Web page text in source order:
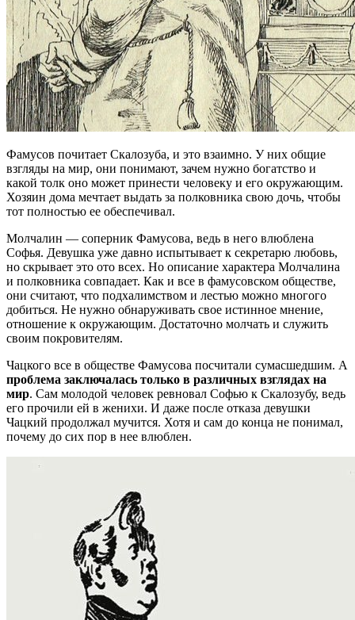
Фамусов почитает Скалозуба, и это взаимно. У них общие
взгляды на мир, они понимают, зачем нужно богатство и
какой толк оно может принести человеку и его окружающим.
Хозяин дома мечтает выдать за полковника свою дочь, чтобы
тот полностью ее обеспечивал.
Молчалин — соперник Фамусова, ведь в него влюблена
Софья. Девушка уже давно испытывает к секретарю любовь,
но скрывает это ото всех. Но описание характера Молчалина
и полковника совпадает. Как и все в фамусовском обществе,
они считают, что подхалимством и лестью можно многого
добиться. Не нужно обнаруживать свое истинное мнение,
отношение к окружающим. Достаточно молчать и служить
своим покровителям.
Чацкого все в обществе Фамусова посчитали сумасшедшим. А
проблема заключалась только в различных взглядах на
мир. Сам молодой человек ревновал Софью к Скалозубу, ведь
его прочили ей в женихи. И даже после отказа девушки
Чацкий продолжал мучится. Хотя и сам до конца не понимал,
почему до сих пор в нее влюблен.